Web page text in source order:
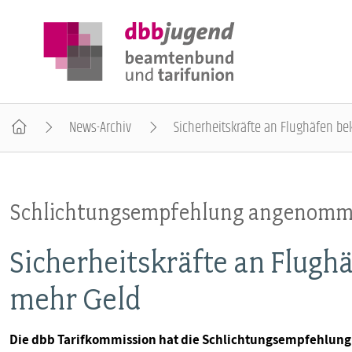
POSITIONEN
AUSBILDUNGSINFORMATIONEN
INTERNATIONALES
News-Archiv Sicherheitskräfte an Flughäfen
Schlichtungsempfehlung
Sicherheitskräfte an
mehr Geld
Die dbb Tarifkommission hat die